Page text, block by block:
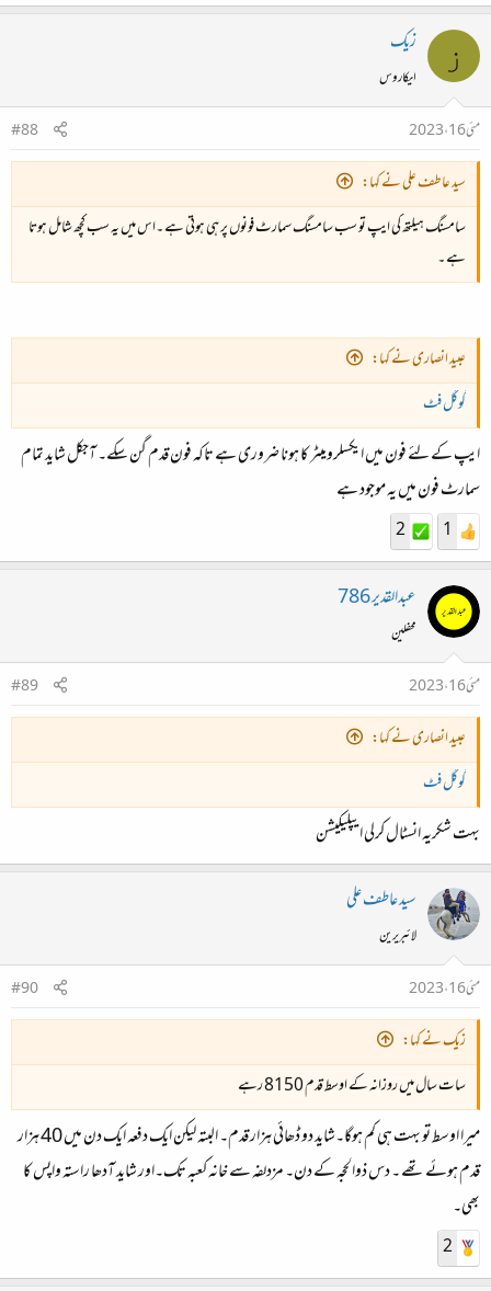
ز زیک
ایکاروس
مئی 16، 2023
#88
سید عاطف علی نے کہا:
سامسنگ ہیلتھ کی ایپ تو سب سامسنگ سمارٹ فونوں پر ہی ہوتی ہے ۔اس میں یہ سب کچھ شامل ہوتا
ہے ۔
عبید انصاری نے کہا:
گوگل فٹ
ایپ کے لئے فون میں ایکسلرومیٹر کا ہونا ضروری ہے تاکہ فون قدم گن سکے۔ آجکل شاید تمام
سمارٹ فون میں یہ موجود ہے
1
2
عبدالقدیر 786
محفلین
مئی 16، 2023
#89
عبید انصاری نے کہا:
گوگل فٹ
بہت شکریہ انسٹال کرلی ایپلیکیشن
سید عاطف علی
لائبریرین
مئی 16، 2023
#90
زیک نے کہا:
سات سال میں روزانہ کے اوسط قدم 8150 رہے
میرا اوسط تو بہت ہی کم ہوگا۔شاید دو ڈھائی ہزار قدم۔ البتہ لیکن ایک دفعہ ایک دن میں 40 ہزار
قدم ہوئے تھے ۔ دس ذوالحجہ کے دن۔ مزدلفہ سے خانہ کعبہ تک۔اور شاید آدھا راستہ واپس کا
بھی۔
2